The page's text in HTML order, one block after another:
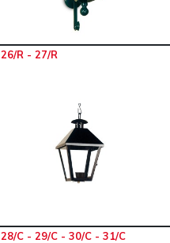
26/R - 27/R
28/C - 29/C - 30/C - 31/C